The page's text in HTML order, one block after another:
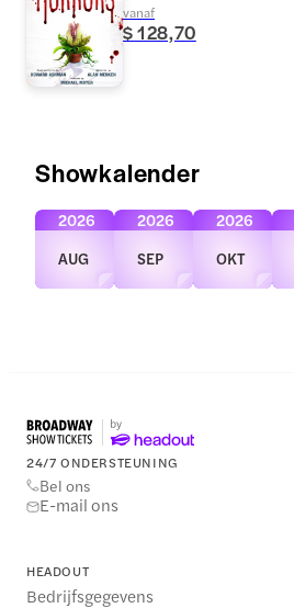
vanaf
$ 128,70
Showkalender
AUG
2026
SEP
2026
OKT
2026
24/7 ONDERSTEUNING
Bel ons
E-mail ons
HEADOUT
Bedrijfsgegevens